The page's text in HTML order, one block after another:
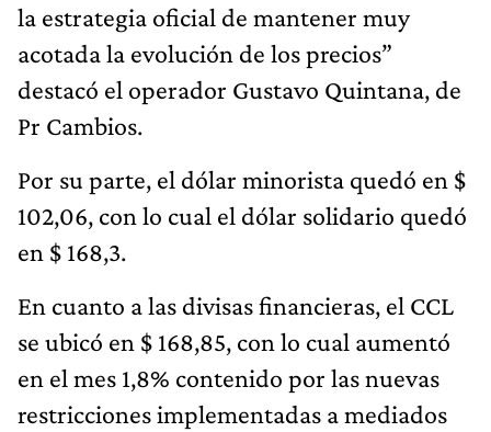
la estrategia oficial de mantener muy
acotada la evolución de los precios”
destacó el operador Gustavo Quintana, de
Pr Cambios.
Por su parte, el dólar minorista quedó en $
102,06, con lo cual el dólar solidario quedó
en $ 168,3.
En cuanto a las divisas financieras, el CCL
se ubicó en $ 168,85, con lo cual aumentó
en el mes 1,8% contenido por las nuevas
restricciones implementadas a mediados